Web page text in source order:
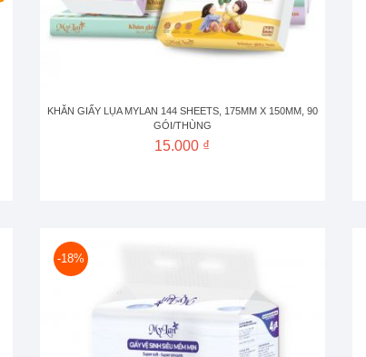
KHĂN GIẤY LỤA MYLAN 144 SHEETS, 175MM X 150MM, 90
GÓI/THÙNG
15.000 ₫
-18%